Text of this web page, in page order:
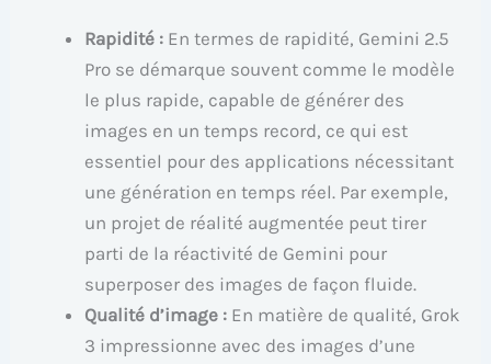
Rapidité : En termes de rapidité, Gemini 2.5
Pro se démarque souvent comme le modèle
le plus rapide, capable de générer des
images en un temps record, ce qui est
essentiel pour des applications nécessitant
une génération en temps réel. Par exemple,
un projet de réalité augmentée peut tirer
parti de la réactivité de Gemini pour
superposer des images de façon fluide.
Qualité d’image : En matière de qualité, Grok
3 impressionne avec des images d’une